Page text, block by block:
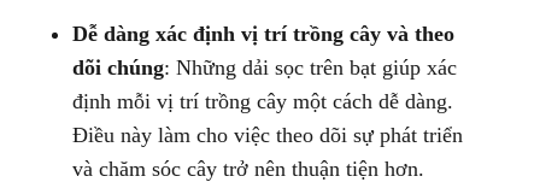
Dễ dàng xác định vị trí trồng cây và theo
dõi chúng: Những dải sọc trên bạt giúp xác
định mỗi vị trí trồng cây một cách dễ dàng.
Điều này làm cho việc theo dõi sự phát triển
và chăm sóc cây trở nên thuận tiện hơn.